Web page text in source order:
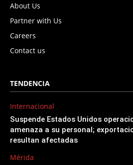
About Us
Partner with Us
Careers
Contact us
TENDENCIA
Internacional
Suspende Estados Unidos
amenaza a su personal;
resultan afectadas
Mérida